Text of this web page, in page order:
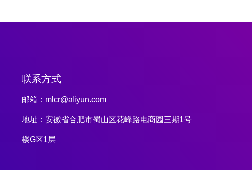
联系方式
邮箱：mlcr@aliyun.com
地址：安徽省合肥市蜀山区花峰路电商园三期1号
楼G区1层